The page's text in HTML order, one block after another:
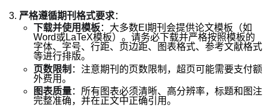
严格遵循期刊格式要求：
下载并使用模板：大多数EI期刊会提供论文模板（如
Word或LaTeX模板）。请务必下载并严格按照模板的
字体、字号、行距、页边距、图表格式、参考文献格式
等进行排版。
页数限制 ：注意期刊的页数限制，超页可能需要支付额
外费用。
图表质量：所有图表必须清晰、高分辨率，标题和图注
完整准确，并在正文中正确引用。